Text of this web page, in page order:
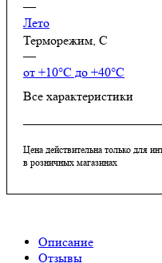
—
Лето
Терморежим, C
—
от +10°С до +40°С
Все характеристики
Цена действительна только для
в розничных магазинах
Описание
Отзывы